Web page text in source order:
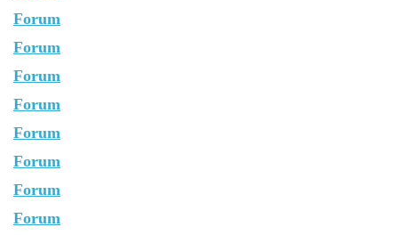
Forum
Forum
Forum
Forum
Forum
Forum
Forum
Forum